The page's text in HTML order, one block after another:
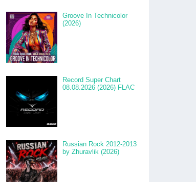
Groove In Technicolor
(2026)
Record Super Chart
08.08.2026 (2026) FLAC
Russian Rock 2012-2013
by Zhuravlik (2026)